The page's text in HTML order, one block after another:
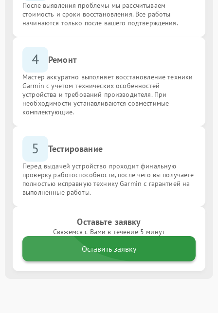
После выявления проблемы мы рассчитываем
стоимость и сроки восстановления. Все работы
начинаются только после вашего подтверждения.
4 Ремонт
Мастер аккуратно выполняет восстановление техники
Garmin с учётом технических особенностей
устройства и требований производителя. При
необходимости устанавливаются совместимые
комплектующие.
5 Тестирование
Перед выдачей устройство проходит финальную
проверку работоспособности, после чего вы получаете
полностью исправную технику Garmin с гарантией на
выполненные работы.
Оставьте заявку
Свяжемся с Вами в течение 5 минут
Оставить заявку